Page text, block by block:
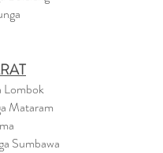
Lombok
Mataram
Sumbawa